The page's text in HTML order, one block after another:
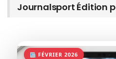
Journalsport Édition
FÉVRIER 2026